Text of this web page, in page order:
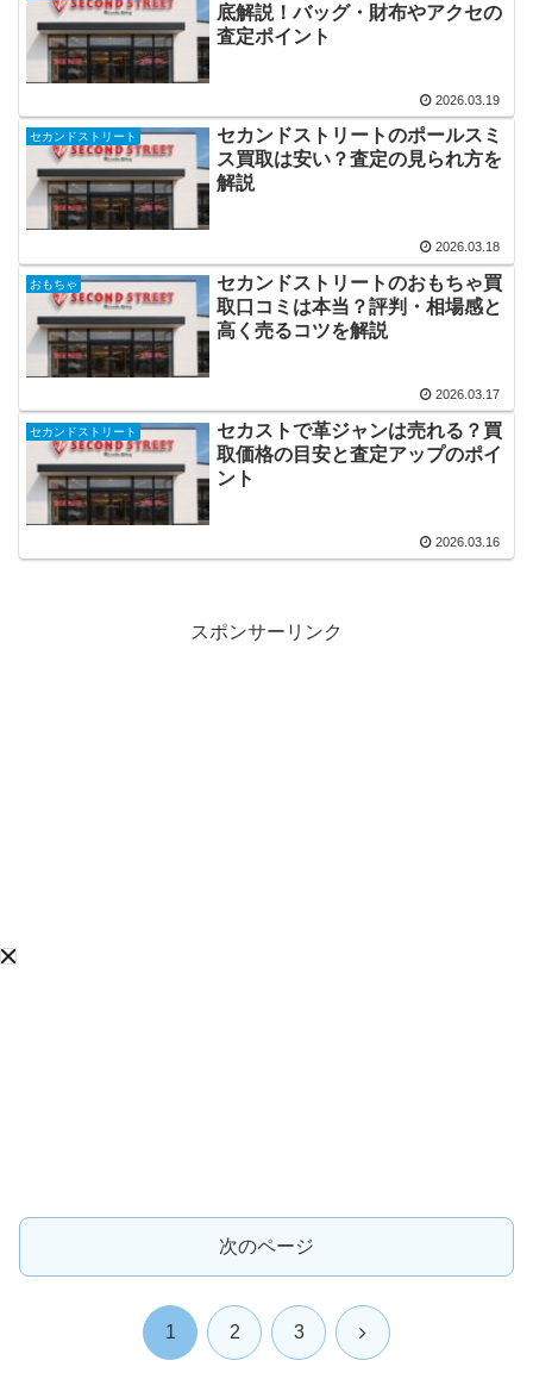
底解説！バッグ・財布やアクセの
査定ポイント
2026.03.19
セカンドストリート
セカンドストリートのポールスミ
ス買取は安い？査定の見られ方を
解説
2026.03.18
おもちゃ
セカンドストリートのおもちゃ買
取口コミは本当？評判・相場感と
高く売るコツを解説
2026.03.17
セカンドストリート
セカストで革ジャンは売れる？買
取価格の目安と査定アップのポイ
ント
2026.03.16
スポンサーリンク
次のページ
1 2 3 次